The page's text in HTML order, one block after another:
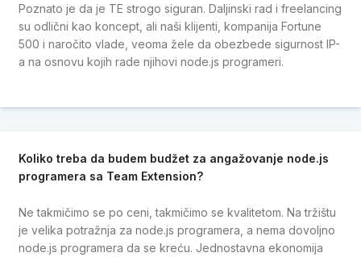
Poznato je da je TE strogo siguran. Daljinski rad i freelancing
su odlični kao koncept, ali naši klijenti, kompanija Fortune
500 i naročito vlade, veoma žele da obezbede sigurnost IP-
a na osnovu kojih rade njihovi node.js programeri.
Koliko treba da budem budžet za angažovanje node.js
programera sa Team Extension?
Ne takmičimo se po ceni, takmičimo se kvalitetom. Na tržištu
je velika potražnja za node.js programera, a nema dovoljno
node.js programera da se kreću. Jednostavna ekonomija